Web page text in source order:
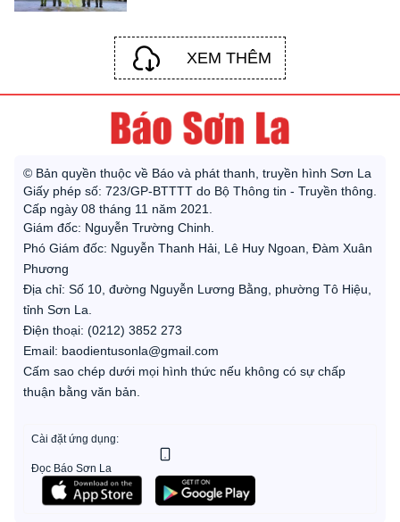
XEM THÊM
© Bản quyền thuộc về Báo và phát thanh, truyền hình Sơn La
Giấy phép số: 723/GP-BTTTT do Bộ Thông tin - Truyền thông.
Cấp ngày 08 tháng 11 năm 2021.
Giám đốc: Nguyễn Trường Chinh.
Phó Giám đốc: Nguyễn Thanh Hải, Lê Huy Ngoan, Đàm Xuân
Phương
Địa chỉ: Số 10, đường Nguyễn Lương Bằng, phường Tô Hiệu,
tỉnh Sơn La.
Điện thoại: (0212) 3852 273
Email: baodientusonla@gmail.com
Cấm sao chép dưới mọi hình thức nếu không có sự chấp
thuận bằng văn bản.
Cài đặt ứng dụng:
Đọc Báo Sơn La